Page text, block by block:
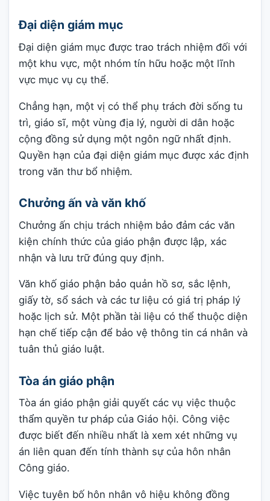
Đại diện giám mục
Đại diện giám mục được trao trách nhiệm đối với
một khu vực, một nhóm tín hữu hoặc một lĩnh
vực mục vụ cụ thể.
Chẳng hạn, một vị có thể phụ trách đời sống tu
trì, giáo sĩ, một vùng địa lý, người di dân hoặc
cộng đồng sử dụng một ngôn ngữ nhất định.
Quyền hạn của đại diện giám mục được xác định
trong văn thư bổ nhiệm.
Chưởng ấn và văn khố
Chưởng ấn chịu trách nhiệm bảo đảm các văn
kiện chính thức của giáo phận được lập, xác
nhận và lưu trữ đúng quy định.
Văn khố giáo phận bảo quản hồ sơ, sắc lệnh,
giấy tờ, sổ sách và các tư liệu có giá trị pháp lý
hoặc lịch sử. Một phần tài liệu có thể thuộc diện
hạn chế tiếp cận để bảo vệ thông tin cá nhân và
tuân thủ giáo luật.
Tòa án giáo phận
Tòa án giáo phận giải quyết các vụ việc thuộc
thẩm quyền tư pháp của Giáo hội. Công việc
được biết đến nhiều nhất là xem xét những vụ
án liên quan đến tính thành sự của hôn nhân
Công giáo.
Việc tuyên bố hôn nhân vô hiệu không đồng